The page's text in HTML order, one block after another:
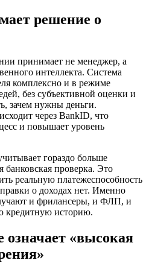
решение о
принимает не менеджер, а
интеллекта. Система
комплексно и в режиме
без субъективной оценки и
зачем нужны деньги.
через BankID, что
и повышает уровень
гораздо больше
банковская проверка. Это
реальную платежеспособность
о доходах нет. Именно
и фрилансеры, и ФЛП, и
кредитную историю.
означает «высокая